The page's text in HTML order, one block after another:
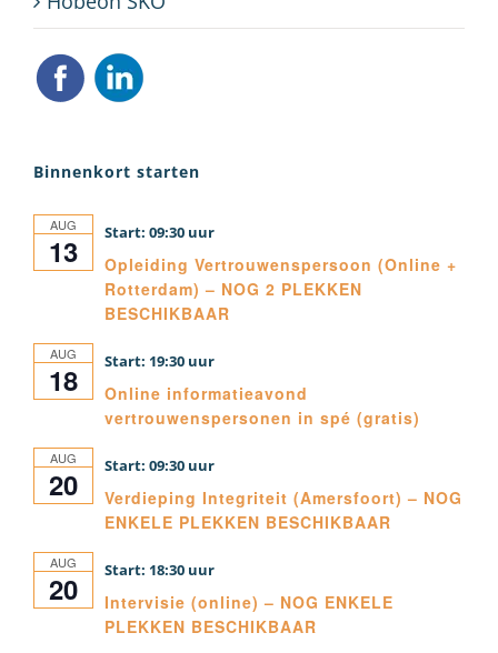
Binnenkort starten
AUG
13 09:30
Opleiding Vertrouwenspersoon (Online +
Rotterdam) – NOG 2 PLEKKEN
BESCHIKBAAR
AUG
18 19:30
Online informatieavond
vertrouwenspersonen in spé (gratis)
AUG
20 09:30
Verdieping Integriteit (Amersfoort) – NOG
ENKELE PLEKKEN BESCHIKBAAR
AUG
20 18:30
Intervisie (online) – NOG ENKELE
PLEKKEN BESCHIKBAAR